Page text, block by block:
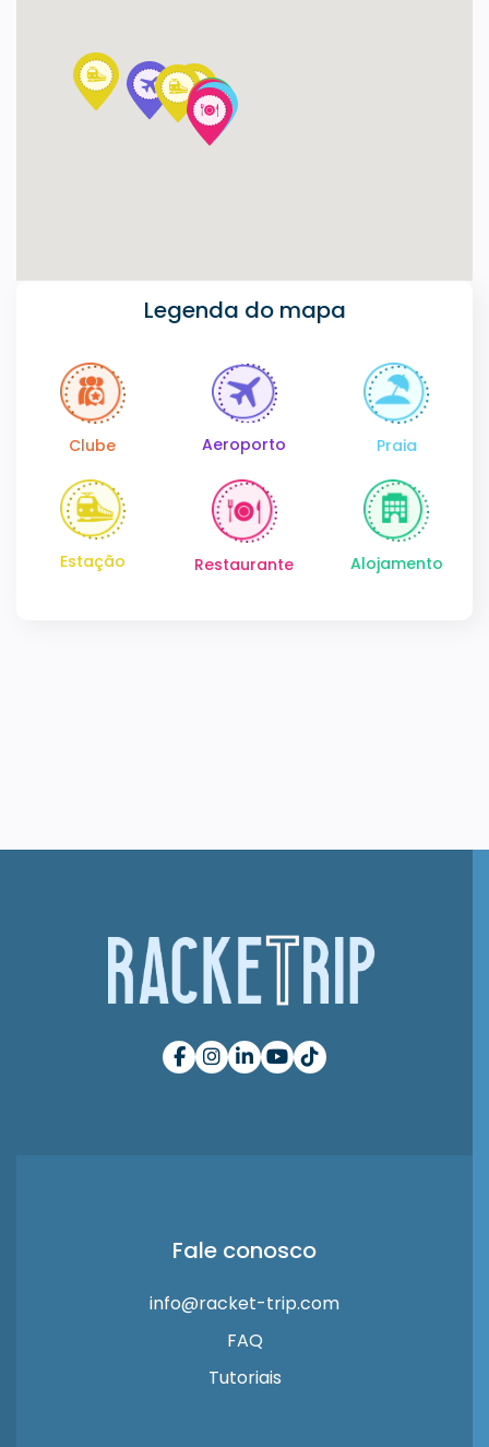
Legenda do mapa
Clube Aeroporto Praia
Estação Restaurante Alojamento
Fale conosco
info@racket-trip.com
FAQ
Tutoriais